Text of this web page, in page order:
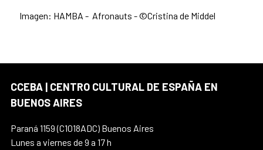
Imagen: HAMBA - Afronauts - ©Cristina de Middel
CCEBA | CENTRO CULTURAL DE ESPAÑA EN
BUENOS AIRES
Paraná 1159 (C1018ADC) Buenos Aires
Lunes a viernes de 9 a 17 h